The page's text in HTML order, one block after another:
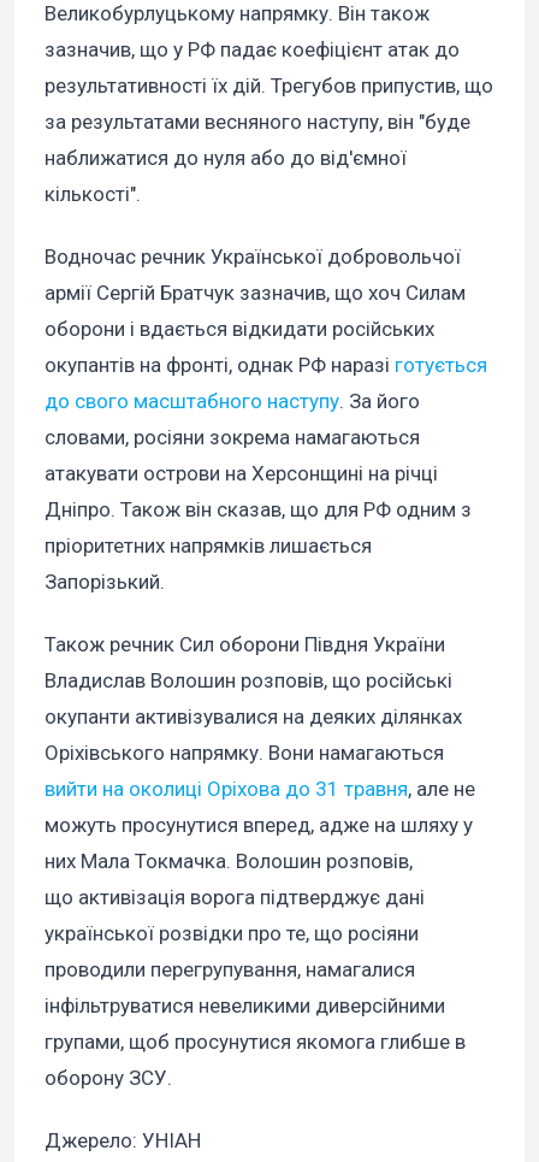
Великобурлуцькому напрямку. Він також
зазначив, що у РФ падає коефіцієнт атак до
результативності їх дій. Трегубов припустив, що
за результатами весняного наступу, він "буде
наближатися до нуля або до від'ємної
кількості".
Водночас речник Української добровольчої
армії Сергій Братчук зазначив, що хоч Силам
оборони і вдається відкидати російських
окупантів на фронті, однак РФ наразі готується
до свого масштабного наступу. За його
словами, росіяни зокрема намагаються
атакувати острови на Херсонщині на річці
Дніпро. Також він сказав, що для РФ одним з
пріоритетних напрямків лишається
Запорізький.
Також речник Сил оборони Півдня України
Владислав Волошин розповів, що російські
окупанти активізувалися на деяких ділянках
Оріхівського напрямку. Вони намагаються
вийти на околиці Оріхова до 31 травня, але не
можуть просунутися вперед, адже на шляху у
них Мала Токмачка. Волошин розповів,
що активізація ворога підтверджує дані
української розвідки про те, що росіяни
проводили перегрупування, намагалися
інфільтруватися невеликими диверсійними
групами, щоб просунутися якомога глибше в
оборону ЗСУ.
Джерело: УНІАН